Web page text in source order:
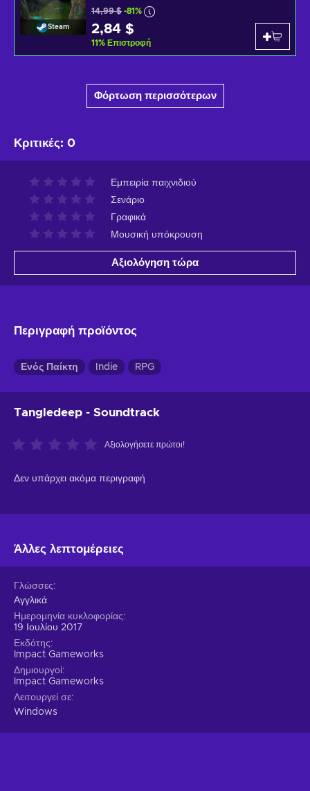
Steam
14,99 $ -81%
2,84 $
11% Επιστροφή
Φόρτωση περισσότερων
Κριτικές: 0
Εμπειρία παιχνιδιού
Σενάριο
Γραφικά
Μουσική υπόκρουση
Αξιολόγηση τώρα
Περιγραφή προϊόντος
Ενός Παίκτη Indie RPG
Tangledeep - Soundtrack
Αξιολογήσετε πρώτοι!
Δεν υπάρχει ακόμα περιγραφή
Άλλες λεπτομέρειες
Γλώσσες
Αγγλικά
Ημερομηνία κυκλοφορίας
19 Ιουλίου 2017
Εκδότης
Impact Gameworks
Δημιουργοί
Impact Gameworks
Λειτουργεί σε
Windows